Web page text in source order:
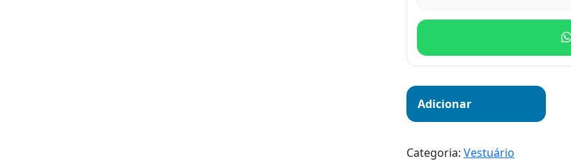
Adicionar
Categoria: Vestuário